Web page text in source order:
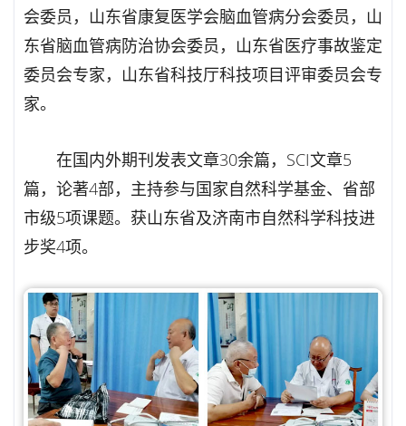
会委员，山东省康复医学会脑血管病分会委员，山
东省脑血管病防治协会委员，山东省医疗事故鉴定
委员会专家，山东省科技厅科技项目评审委员会专
家。
在国内外期刊发表文章30余篇，SCI文章5
篇，论著4部，主持参与国家自然科学基金、省部
市级5项课题。获山东省及济南市自然科学科技进
步奖4项。